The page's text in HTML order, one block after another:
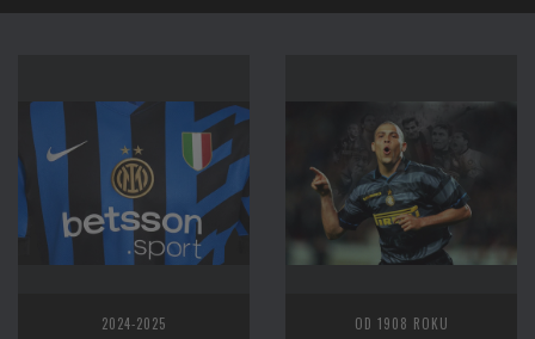
2024-2025 OD 1908 ROKU